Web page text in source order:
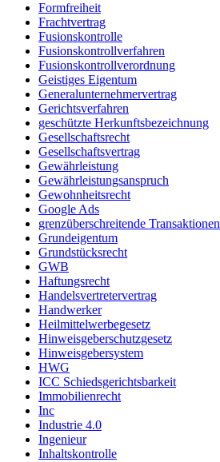
Formfreiheit
Frachtvertrag
Fusionskontrolle
Fusionskontrollverfahren
Fusionskontrollverordnung
Geistiges Eigentum
Generalunternehmervertrag
Gerichtsverfahren
geschützte Herkunftsbezeichnung
Gesellschaftsrecht
Gesellschaftsvertrag
Gewährleistung
Gewährleistungsanspruch
Gewohnheitsrecht
Google Ads
grenzüberschreitende Transaktionen
Grundeigentum
Grundstücksrecht
GWB
Haftungsrecht
Handelsvertretervertrag
Handwerker
Heilmittelwerbegesetz
Hinweisgeberschutzgesetz
Hinweisgebersystem
HWG
ICC Schiedsgerichtsbarkeit
Immobilienrecht
Inc
Industrie 4.0
Ingenieur
Inhaltskontrolle